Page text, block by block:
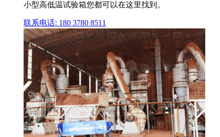
小型高低温试验箱您都可以在这里找到。
联系电话: 180 3780 8511